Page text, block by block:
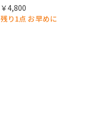
￥4,800
残り1点 お早めに